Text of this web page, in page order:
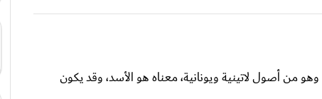
وهو من أصول لاتينية ويونانية، معناه هو الأسد، وقد يكون